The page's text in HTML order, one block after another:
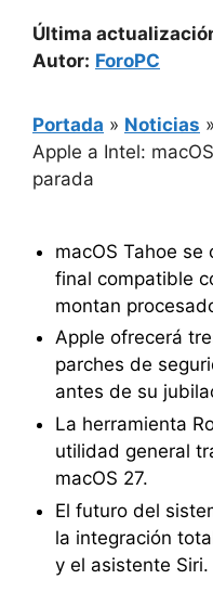
Última
Autor: ForoPC
Portada » Noticias »
Apple a Intel:
parada
macOS Tahoe se
final compatible
montan
Apple ofrecerá
parches de
antes de su
La herramienta
utilidad general
macOS 27.
El futuro del
la integración
y el asistente Siri.